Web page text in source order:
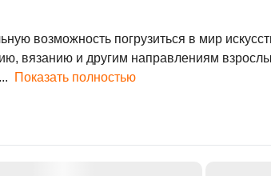
возможность погрузиться в мир
вязанию и другим направлениям
Показать полностью